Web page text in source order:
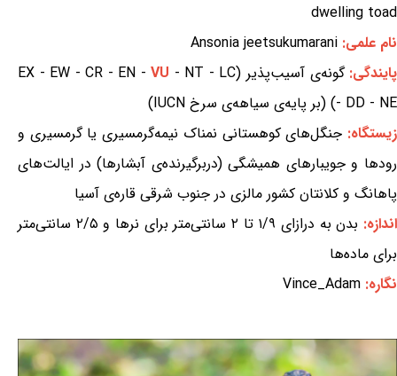
dwelling toad
نام علمی: Ansonia jeetsukumarani
پایندگی:گونه‌ی آسیب‌پذیر (EX - EW - CR - EN - VU - NT - LC
- DD - NE) (بر پایه‌ی سیاهه‌ی سرخ IUCN)
زیستگاه: جنگل‌های کوهستانی نمناک نیمه‌گرمسیری یا گرمسیری و
رودها و جویبارهای همیشگی (دربرگیرنده‌ی آبشارها) در ایالت‌های
پاهانگ و کلانتان کشور مالزی در جنوب شرقی قاره‌ی آسیا
اندازه:
بدن به درازای ۱/۹ تا ۲ سانتی‌متر برای نرها و ۲/۵ سانتی‌متر
برای ماده‌ها
نگاره: Vince_Adam